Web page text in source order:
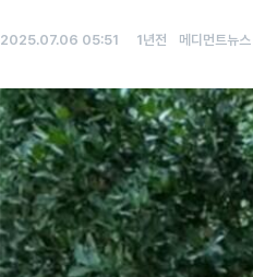
2025.07.06 05:51 1년전 메디먼트뉴스